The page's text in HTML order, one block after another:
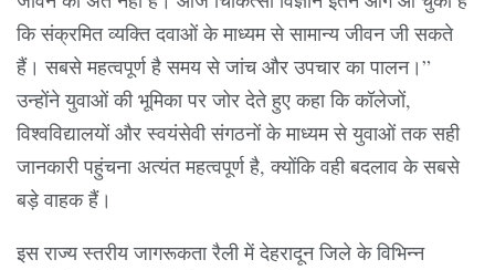
कि संक्रमित व्यक्ति दवाओं के माध्यम से सामान्य जीवन जी सकते
हैं। सबसे महत्वपूर्ण है समय से जांच और उपचार का पालन।”
उन्होंने युवाओं की भूमिका पर जोर देते हुए कहा कि कॉलेजों,
विश्वविद्यालयों और स्वयंसेवी संगठनों के माध्यम से युवाओं तक सही
जानकारी पहुंचना अत्यंत महत्वपूर्ण है, क्योंकि वही बदलाव के सबसे
बड़े वाहक हैं।
इस राज्य स्तरीय जागरूकता रैली में देहरादून जिले के विभिन्न